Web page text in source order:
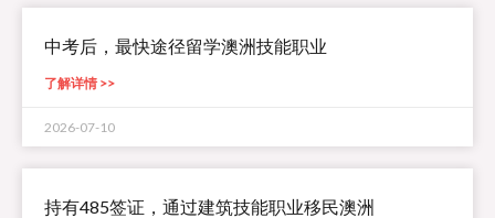
中考后，最快途径留学澳洲技能职业
了解详情 >>
2026-07-10
持有485签证，通过建筑技能职业移民澳洲